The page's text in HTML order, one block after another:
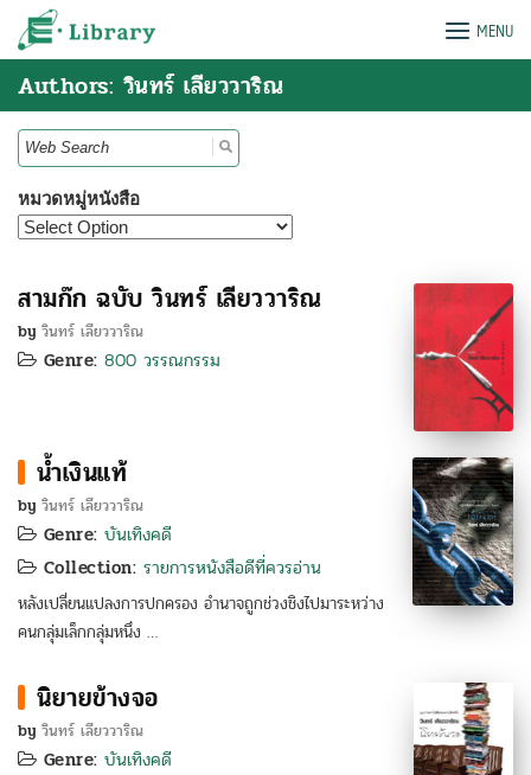
Skip
e-Library MENU
Authors: วินทร์ เลียววาริณ
Search
for:
หมวดหมู่หนังสือ
สามก๊ก ฉบับ วินทร์ เลียววาริณ
by วินทร์ เลียววาริณ
Genre: 800 วรรณกรรม
น้ำเงินแท้
by วินทร์ เลียววาริณ
Genre: บันเทิงคดี
Collection: รายการหนังสือดีที่ควรอ่าน
หลังเปลี่ยนแปลงการปกครอง อำนาจถูกช่วงชิงไปมาระหว่าง
คนกลุ่มเล็กกลุ่มหนึ่ง …
นิยายข้างจอ
by วินทร์ เลียววาริณ
Genre: บันเทิงคดี